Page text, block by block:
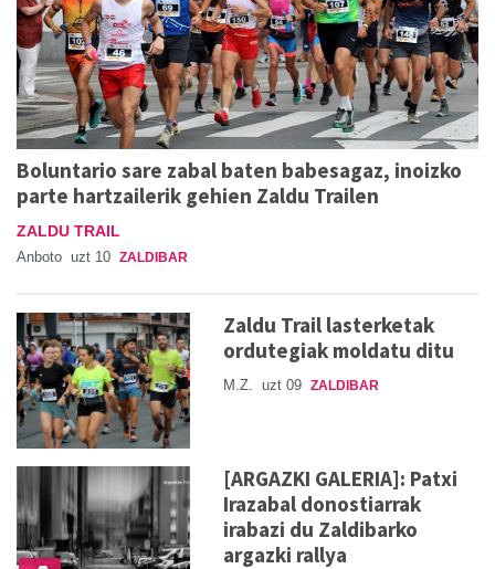
Boluntario sare zabal baten babesagaz, inoizko
parte hartzailerik gehien Zaldu Trailen
ZALDU TRAIL
Anboto uzt 10 ZALDIBAR
Zaldu Trail lasterketak
ordutegiak moldatu ditu
M.Z. uzt 09 ZALDIBAR
[ARGAZKI GALERIA]: Patxi
Irazabal donostiarrak
irabazi du Zaldibarko
argazki rallya